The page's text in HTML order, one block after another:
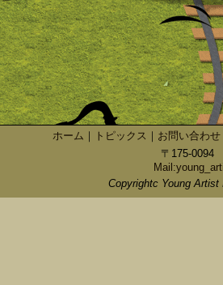
ホーム ｜ トピックス ｜ お問い合わせ
〒175-
Copyrightc Young